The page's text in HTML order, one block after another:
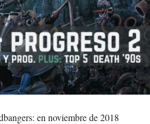
en noviembre de 2018